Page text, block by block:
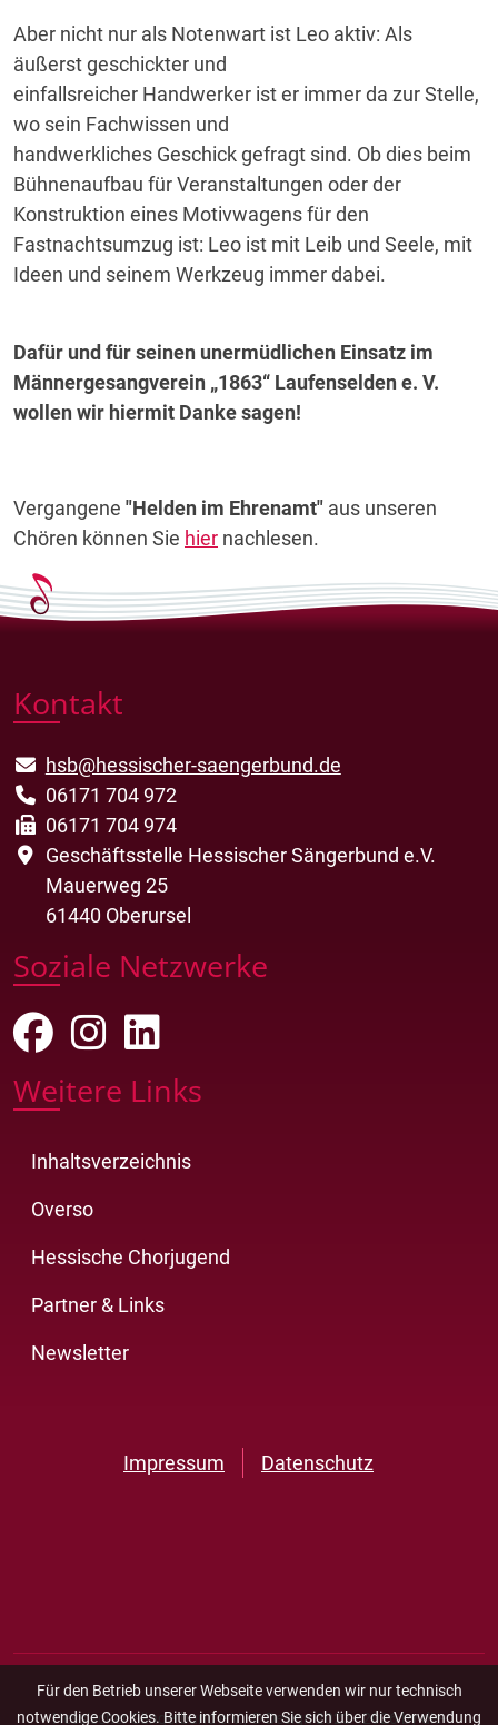
Für den Betrieb unserer Webseite verwenden wir nur technisch
notwendige Cookies. Bitte informieren Sie sich über die Verwendung
Aber nicht nur als Notenwart ist Leo aktiv: Als
äußerst geschickter und
einfallsreicher Handwerker ist er immer da zur Stelle,
wo sein Fachwissen und
handwerkliches Geschick gefragt sind. Ob dies beim
Bühnenaufbau für Veranstaltungen oder der
Konstruktion eines Motivwagens für den
Fastnachtsumzug ist: Leo ist mit Leib und Seele, mit
Ideen und seinem Werkzeug immer dabei.
Dafür und für seinen unermüdlichen Einsatz im
Männergesangverein „1863“ Laufenselden e. V.
wollen wir hiermit Danke sagen!
Vergangene "Helden im Ehrenamt" aus unseren
Chören können Sie hier nachlesen.
Kontakt
hsb@hessischer-saengerbund.de
06171 704 972
06171 704 974
Geschäftsstelle Hessischer Sängerbund e.V.
Mauerweg 25
61440 Oberursel
Soziale Netzwerke
Weitere Links
Inhaltsverzeichnis
Overso
Hessische Chorjugend
Partner & Links
Newsletter
Impressum Datenschutz
Hessischer Sängerbund e.V., © Design 2023 - 2026 bydie-